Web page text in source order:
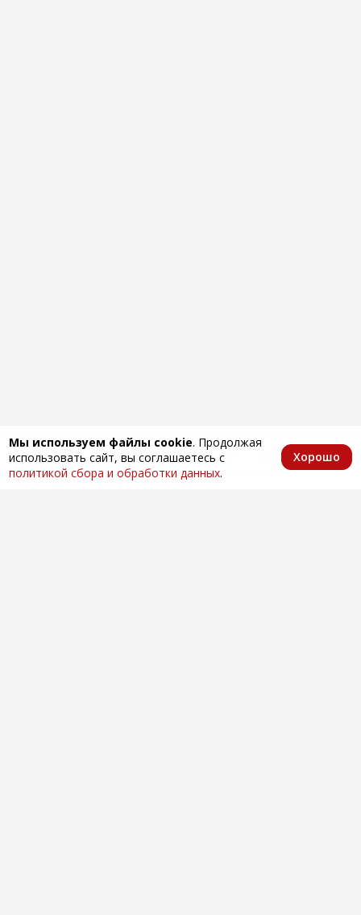
Мы используем файлы cookie. Продолжая
использовать сайт, вы соглашаетесь с
политикой сбора и обработки данных.
Хорошо
Главная КаталогИзбранноеКорзина Аккаунт